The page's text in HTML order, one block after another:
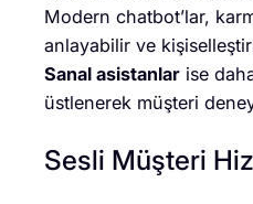
Modern chatbot’lar,
anlayabilir ve
Sanal asistanlar ise
üstlenerek müşteri
Sesli Müşteri